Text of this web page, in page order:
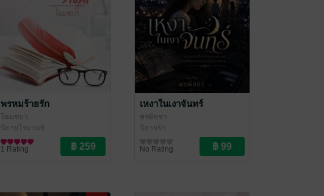
พรหมร้ายรัก
โฉมชบา
นิยายโรมานซ์
1 Rating
เหงาในเงาจันทร์
พรพัชชา
นิยายรัก
No Rating